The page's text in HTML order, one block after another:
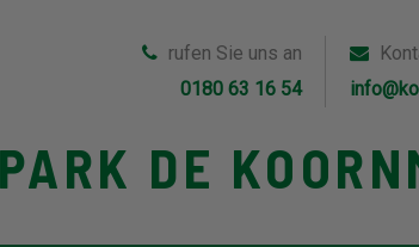
rufen Sie uns an
0180 63 16 54
DE